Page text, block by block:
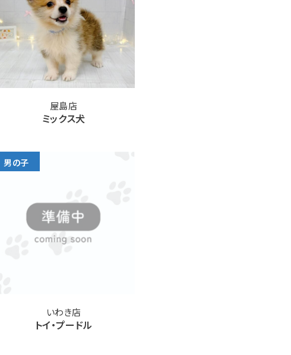
屋島店
ミックス犬
男の子
いわき店
トイ・プードル